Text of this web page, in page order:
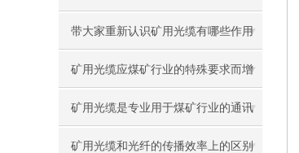
带大家重新认识矿用光缆有哪些作用
矿用光缆应煤矿行业的特殊要求而增
设了许多特殊性能
矿用光缆是专业用于煤矿行业的通讯
光缆
矿用光缆和光纤的传播效率上的区别